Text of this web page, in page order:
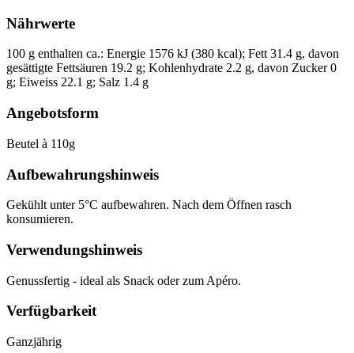
Nährwerte
100 g enthalten ca.: Energie 1576 kJ (380 kcal); Fett 31.4 g, davon
gesättigte Fettsäuren 19.2 g; Kohlenhydrate 2.2 g, davon Zucker 0
g; Eiweiss 22.1 g; Salz 1.4 g
Angebotsform
Beutel à 110g
Aufbewahrungshinweis
Gekühlt unter 5°C aufbewahren. Nach dem Öffnen rasch
konsumieren.
Verwendungshinweis
Genussfertig - ideal als Snack oder zum Apéro.
Verfügbarkeit
Ganzjährig